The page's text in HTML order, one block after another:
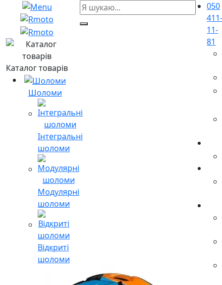
Каталог товарів
Шоломи
Інтегральні
шоломи
Модулярні
шоломи
Відкриті
шоломи
050
11-
81